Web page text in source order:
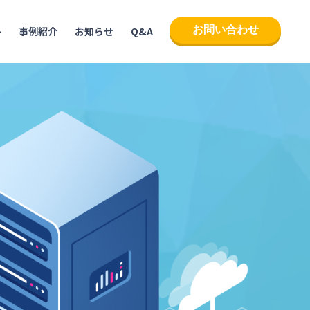
事例紹介 お知らせ Q&A お問い合わせ